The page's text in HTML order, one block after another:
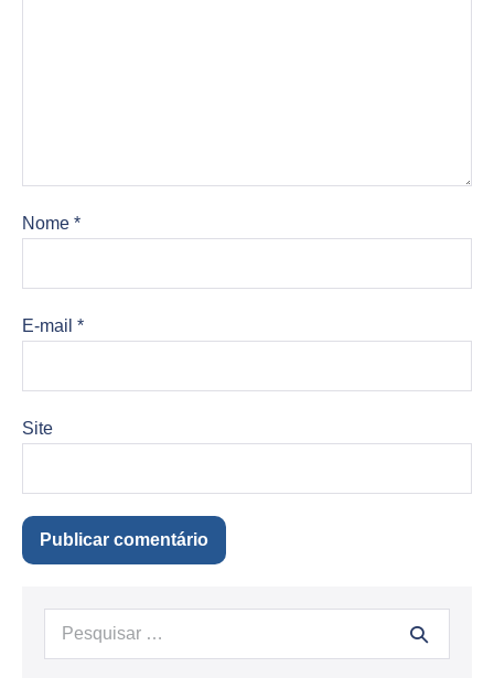
Nome *
E-mail *
Site
Procurar: